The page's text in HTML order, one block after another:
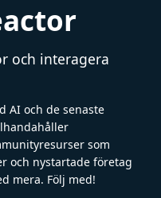
och interagera
AI och de senaste
som
och nystartade företag
mera. Följ med!